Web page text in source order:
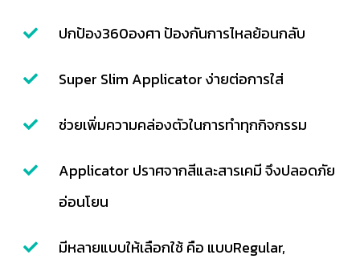
ปกป้อง360องศา ป้องกันการไหลย้อนกลับ
Super Slim Applicator ง่ายต่อการใส่
ช่วยเพิ่มความคล่องตัวในการทำทุกกิจกรรม
Applicator ปราศจากสีและสารเคมี จึงปลอดภัย
อ่อนโยน
มีหลายแบบให้เลือกใช้ คือ แบบRegular,